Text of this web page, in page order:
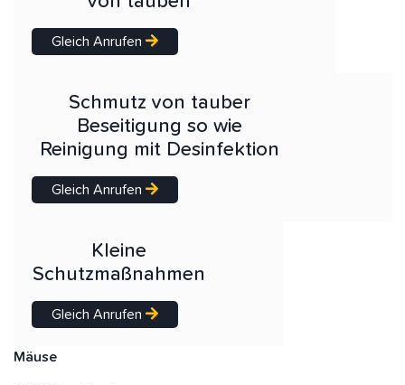
Gleich Anrufen
Schmutz von tauber
Beseitigung so wie
Reinigung mit Desinfektion
Gleich Anrufen
Kleine
Schutzmaßnahmen
Gleich Anrufen
Mäuse